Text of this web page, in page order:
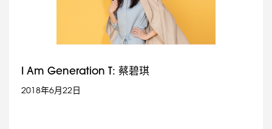
I Am Generation T: 蔡碧琪
2018年6月22日